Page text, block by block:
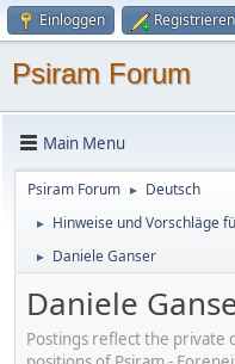
Einloggen Registrieren
Psiram Forum
Main Menu
Psiram Forum ► Deutsch
► Hinweise und Vorschläge
► Daniele Ganser
Daniele
Postings reflect the private